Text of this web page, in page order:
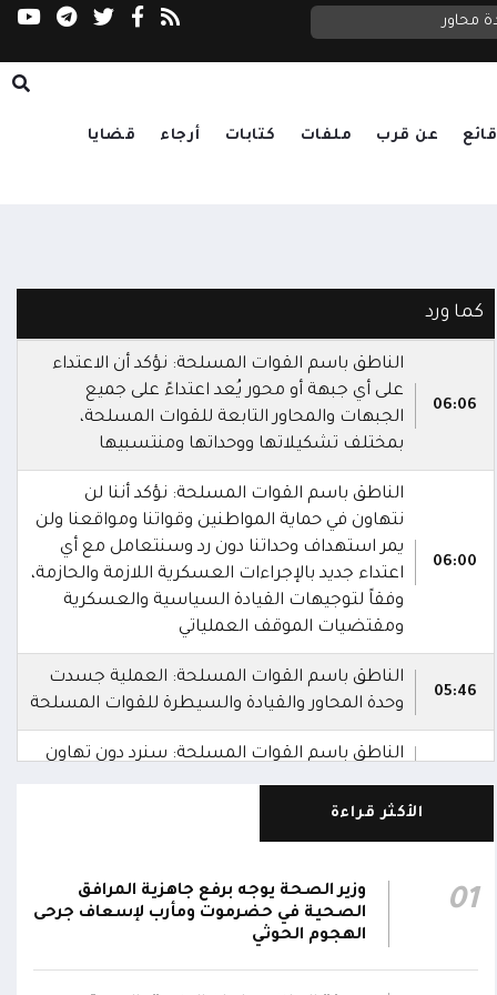
محاور السعدي يحذر مجلس الأمن: الحوثيون
عن قرب ملفات كتابات أرجاء قضايا
كما ورد
06:06
الناطق باسم القوات المسلحة: نؤكد أن الاعتداء
على أي جبهة أو محور يُعد اعتداءً على جميع
الجبهات والمحاور التابعة للقوات المسلحة،
بمختلف تشكيلاتها ووحداتها ومنتسبيها
06:00
الناطق باسم القوات المسلحة: نؤكد أننا لن
نتهاون في حماية المواطنين وقواتنا ومواقعنا ولن
يمر استهداف وحداتنا دون رد وسنتعامل مع أي
اعتداء جديد بالإجراءات العسكرية اللازمة والحازمة،
وفقاً لتوجيهات القيادة السياسية والعسكرية
ومقتضيات الموقف العملياتي
05:46
الناطق باسم القوات المسلحة: العملية جسدت
وحدة المحاور والقيادة والسيطرة للقوات المسلحة
الناطق باسم القوات المسلحة: سنرد دون تهاون
حال استمرت اعتداءات الحوثيين الغادرة
05:34
المقاومة الوطنية تصد هجوماً حوثياً في جبهتي
الحيمة بالتحيتا وحيس جنوب الحديدة
الأكثر قراءة
01
وزير الصحة يوجه برفع جاهزية المرافق
الصحية في حضرموت ومأرب لإسعاف جرحى
الهجوم الحوثي